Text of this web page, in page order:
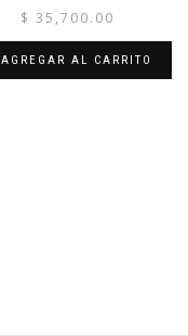
$ 35,700.00
AGREGAR AL CARRITO